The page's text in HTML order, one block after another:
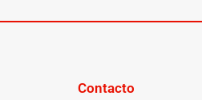
Contacto